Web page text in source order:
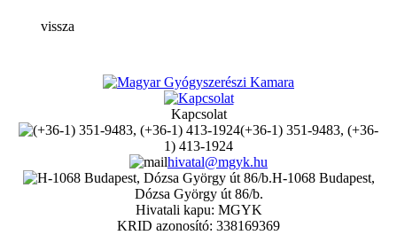
vissza
Kapcsolat
(+36-1) 351-9483, (+36-
1) 413-1924
hivatal@mgyk.hu
H-1068 Budapest,
Dózsa György út 86/b.
Hivatali kapu: MGYK
KRID azonosító: 338169369